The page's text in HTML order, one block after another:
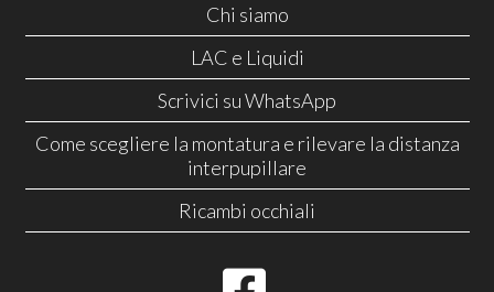
Chi siamo
LAC e Liquidi
Scrivici su WhatsApp
Come scegliere la montatura e rilevare la distanza
interpupillare
Ricambi occhiali